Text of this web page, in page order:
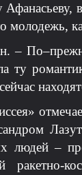
–
ту
людей –
ракетно-